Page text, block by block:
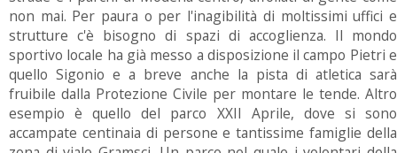
non mai. Per paura o per l'inagibilità di moltissimi uffici e
strutture c'è bisogno di spazi di accoglienza. Il mondo
sportivo locale ha già messo a disposizione il campo Pietri e
quello Sigonio e a breve anche la pista di atletica sarà
fruibile dalla Protezione Civile per montare le tende. Altro
esempio è quello del parco XXII Aprile, dove si sono
accampate centinaia di persone e tantissime famiglie della